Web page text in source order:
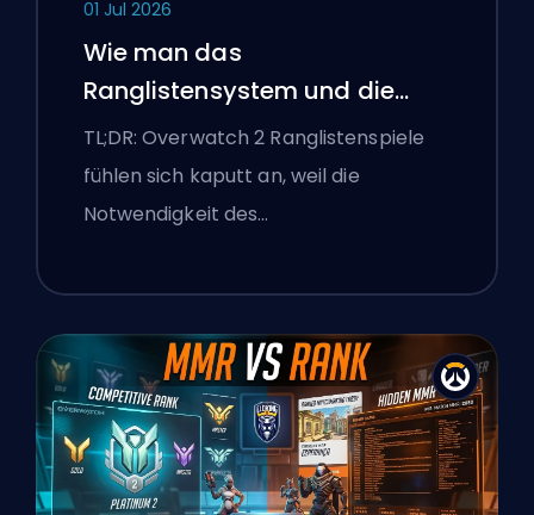
01 Jul 2026
Wie man das
Ranglistensystem und die
überlegenen Lobbys von
Overwatch 2 repariert
TL;DR: Overwatch 2 Ranglistenspiele
fühlen sich kaputt an, weil die
Notwendigkeit des…